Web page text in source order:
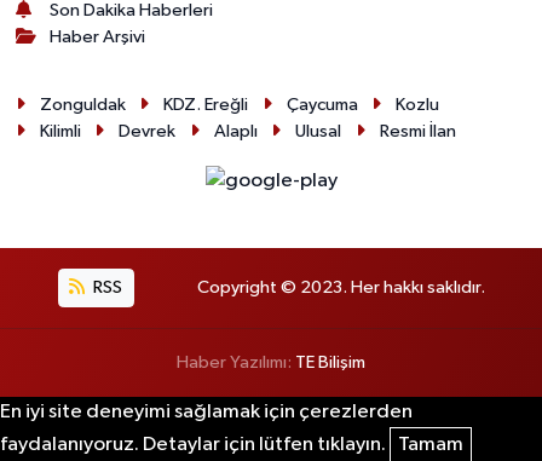
Son Dakika Haberleri
Haber Arşivi
Zonguldak KDZ. Ereğli Çaycuma
Kozlu
Kilimli
Devrek Alaplı Ulusal Resmi İlan
RSS Copyright © 2023. Her hakkı saklıdır.
Haber Yazılımı: TE Bilişim
En iyi site deneyimi sağlamak için çerezlerden
faydalanıyoruz. Detaylar için lütfen tıklayın.
Tamam